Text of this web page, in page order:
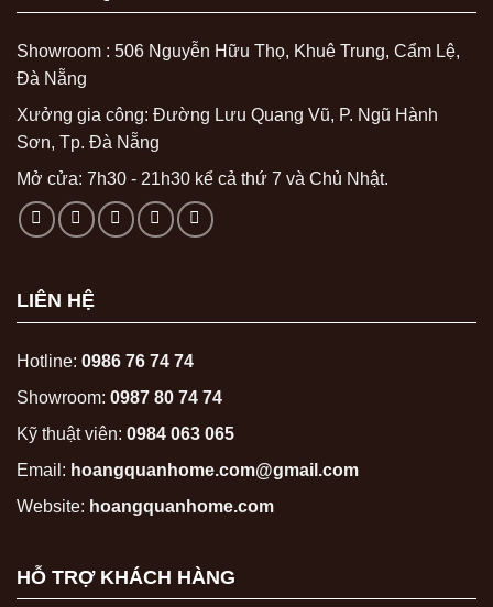
Showroom : 506 Nguyễn Hữu Thọ, Khuê Trung, Cẩm Lệ,
Đà Nẵng
Xưởng gia công: Đường Lưu Quang Vũ, P. Ngũ Hành
Sơn, Tp. Đà Nẵng
Mở cửa: 7h30 - 21h30 kể cả thứ 7 và Chủ Nhật.
LIÊN HỆ
Hotline: 0986 76 74 74
Showroom: 0987 80 74 74
Kỹ thuật viên: 0984 063 065
Email: hoangquanhome.com@gmail.com
Website: hoangquanhome.com
HỖ TRỢ KHÁCH HÀNG